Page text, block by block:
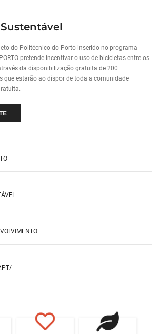
do Politécnico do Porto inserido no programa
pretende incentivar o uso de bicicletas entre os
da disponibilização gratuita de 200
que estarão ao dispor de toda a comunidade